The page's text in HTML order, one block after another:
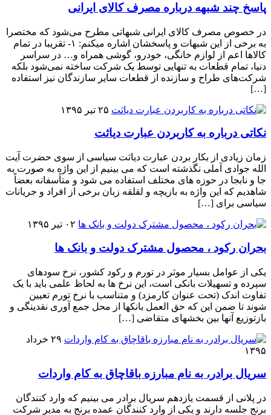
پاسخ چند شبهه درباره مصرف کالای ایرانی
در خصوص مصرف کالای ایرانی شبهاتی مطرح می‌شود که مختصرا
به برخی از این شبهات و پاسخشان اشاره میکنم‌: ۱- تقریبا در تمام
کالاها اعم از لوازم خانگی، خودرو، گوشی همراه و… در سراسر
دنیا، تمام قطعات به تنهایی توسط یک شرکت ساخته نمی‌شود بلکه
شرکت‌های طراح و سازنده از قطعات سایر سازندگان نیز استفاده
[…]
۲۵ تیر ۱۳۹۵
نکاتی درباره به کاربردن عبارت دیاثت
زمان زیادی از بکار بردن عبارت دیاثت سیاسی از سوی حضرت آیت
الله جوادی آملی نگذشته است که می بینیم از این واژه به صورت به
جا و نابجا در حوزه های مختلف استفاده می شود و متأسفانه بعضاً
شاهدیم که این واژه به بازیچه و لقلقه زبان برخی از افراد و جریانات
سیاسی برای […]
۰۲ تیر ۱۳۹۵
بحران رکود ، محصول مشترک دولت و بانک ها
یکی از عوامل بسیار موثر در تورم و رکود کشور، نرخ سودهای
سپرده و تسهیلات بانکی است، این نرخ ها به لحاظ علمی باید با یک
تفاوت اندک (تحت عنوان کارمزد) و متناسب با نرخ تورم تعیین
شوند تا ضمن این که حق العمل بانکها از محل جمع آوری نقدینگی و
بازتوزیع آنها بین بخشهای متقاضی […]
۲۹ خرداد
۱۳۹۵
سریال برادر، به نام مبارزه باقاچاق به کام واردات
در پلانی از قسمت یازدهم سریال برادر می بینیم که وارد کنندگان
برنج جلسه دارند و یکی از وارد کنندگان عمده برنج به مدیر شرکت